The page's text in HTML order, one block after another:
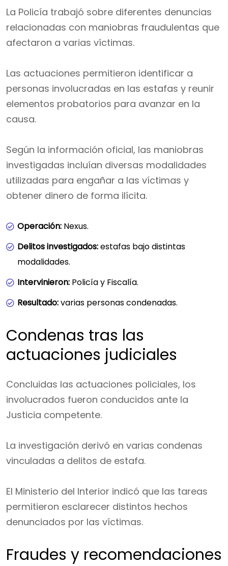
La Policía trabajó sobre diferentes denuncias
relacionadas con maniobras fraudulentas que
afectaron a varias víctimas.
Las actuaciones permitieron identificar a
personas involucradas en las estafas y reunir
elementos probatorios para avanzar en la
causa.
Según la información oficial, las maniobras
investigadas incluían diversas modalidades
utilizadas para engañar a las víctimas y
obtener dinero de forma ilícita.
Operación: Nexus.
Delitos investigados:estafas bajo distintas
modalidades.
Intervinieron: Policía y Fiscalía.
Resultado:varias personas condenadas.
Condenas tras las
actuaciones judiciales
Concluidas las actuaciones policiales, los
involucrados fueron conducidos ante la
Justicia competente.
La investigación derivó en varias condenas
vinculadas a delitos de estafa.
El Ministerio del Interior indicó que las tareas
permitieron esclarecer distintos hechos
denunciados por las víctimas.
Fraudes y recomendaciones